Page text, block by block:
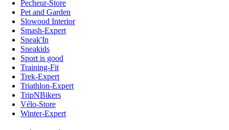
Pecheur-Store
Pet and Garden
Slowood Interior
Smash-Expert
Sneak'In
Sneakids
Sport is good
Training-Fit
Trek-Expert
Triathlon-Expert
TripNBikers
Vélo-Store
Winter-Expert